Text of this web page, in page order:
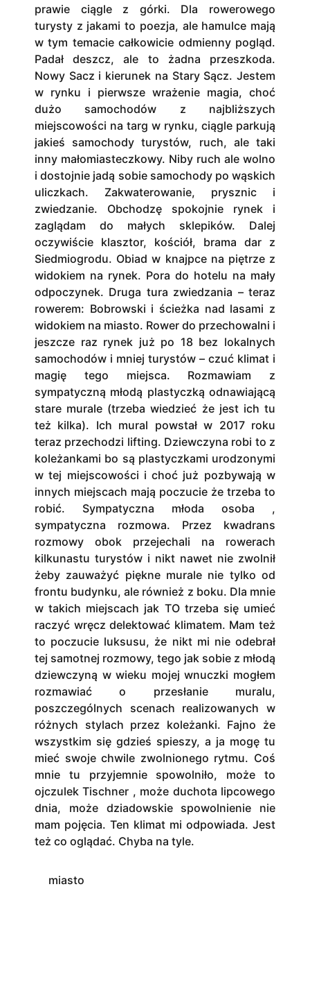
prawie ciągle z górki. Dla rowerowego
turysty z jakami to poezja, ale hamulce mają
w tym temacie całkowicie odmienny pogląd.
Padał deszcz, ale to żadna przeszkoda.
Nowy Sacz i kierunek na Stary Sącz. Jestem
w rynku i pierwsze wrażenie magia, choć
dużo samochodów z najbliższych
miejscowości na targ w rynku, ciągle parkują
jakieś samochody turystów, ruch, ale taki
inny małomiasteczkowy. Niby ruch ale wolno
i dostojnie jadą sobie samochody po wąskich
uliczkach. Zakwaterowanie, prysznic i
zwiedzanie. Obchodzę spokojnie rynek i
zaglądam do małych sklepików. Dalej
oczywiście klasztor, kościół, brama dar z
Siedmiogrodu. Obiad w knajpce na piętrze z
widokiem na rynek. Pora do hotelu na mały
odpoczynek. Druga tura zwiedzania – teraz
rowerem: Bobrowski i ścieżka nad lasami z
widokiem na miasto. Rower do przechowalni i
jeszcze raz rynek już po 18 bez lokalnych
samochodów i mniej turystów – czuć klimat i
magię tego miejsca. Rozmawiam z
sympatyczną młodą plastyczką odnawiającą
stare murale (trzeba wiedzieć że jest ich tu
też kilka). Ich mural powstał w 2017 roku
teraz przechodzi lifting. Dziewczyna robi to z
koleżankami bo są plastyczkami urodzonymi
w tej miejscowości i choć już pozbywają w
innych miejscach mają poczucie że trzeba to
robić. Sympatyczna młoda osoba ,
sympatyczna rozmowa. Przez kwadrans
rozmowy obok przejechali na rowerach
kilkunastu turystów i nikt nawet nie zwolnił
żeby zauważyć piękne murale nie tylko od
frontu budynku, ale również z boku. Dla mnie
w takich miejscach jak TO trzeba się umieć
raczyć wręcz delektować klimatem. Mam też
to poczucie luksusu, że nikt mi nie odebrał
tej samotnej rozmowy, tego jak sobie z młodą
dziewczyną w wieku mojej wnuczki mogłem
rozmawiać o przesłanie muralu,
poszczególnych scenach realizowanych w
różnych stylach przez koleżanki. Fajno że
wszystkim się gdzieś spieszy, a ja mogę tu
mieć swoje chwile zwolnionego rytmu. Coś
mnie tu przyjemnie spowolniło, może to
ojczulek Tischner , może duchota lipcowego
dnia, może dziadowskie spowolnienie nie
mam pojęcia. Ten klimat mi odpowiada. Jest
też co oglądać. Chyba na tyle.
miasto